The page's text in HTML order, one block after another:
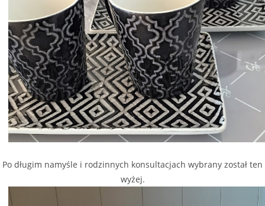
Po długim namyśle i rodzinnych konsultacjach wybrany został ten
wyżej.